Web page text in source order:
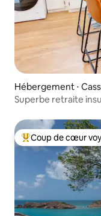
Hébergement ⋅
Superbe retraite
Coups de cœur
Coup de cœur